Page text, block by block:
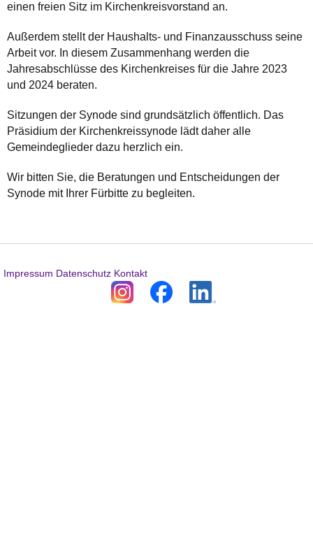
einen freien Sitz im Kirchenkreisvorstand an.
Außerdem stellt der Haushalts- und Finanzausschuss seine
Arbeit vor. In diesem Zusammenhang werden die
Jahresabschlüsse des Kirchenkreises für die Jahre 2023
und 2024 beraten.
Sitzungen der Synode sind grundsätzlich öffentlich. Das
Präsidium der Kirchenkreissynode lädt daher alle
Gemeindeglieder dazu herzlich ein.
Wir bitten Sie, die Beratungen und Entscheidungen der
Synode mit Ihrer Fürbitte zu begleiten.
Impressum Datenschutz Kontakt